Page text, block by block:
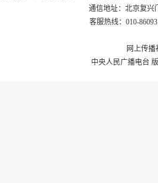
通信地址：北京复兴
客服热线：010-
网上传播
中央人民广播电台